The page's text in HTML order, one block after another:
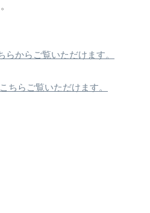
からご覧いただけます。
ちらご覧いただけます。